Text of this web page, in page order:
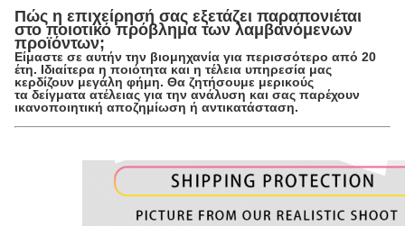
Πώς η επιχείρησή σας εξετάζει παραπονιέται
στο ποιοτικό πρόβλημα των λαμβανόμενων
προϊόντων;
Είμαστε σε αυτήν την βιομηχανία για περισσότερο από 20
έτη. Ιδιαίτερα η ποιότητα και η τέλεια υπηρεσία μας
κερδίζουν μεγάλη φήμη. Θα ζητήσουμε μερικούς
τα δείγματα ατέλειας για την ανάλυση και σας παρέχουν
ικανοποιητική αποζημίωση ή αντικατάσταση.